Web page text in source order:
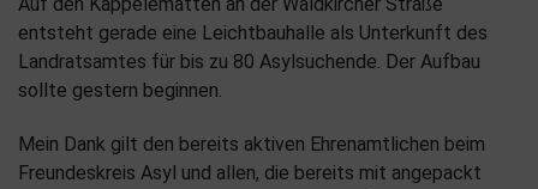
entsteht gerade eine Leichtbauhalle als Unterkunft des
Landratsamtes für bis zu 80 Asylsuchende. Der Aufbau
sollte gestern beginnen.
Mein Dank gilt den bereits aktiven Ehrenamtlichen beim
Freundeskreis Asyl und allen, die bereits mit angepackt